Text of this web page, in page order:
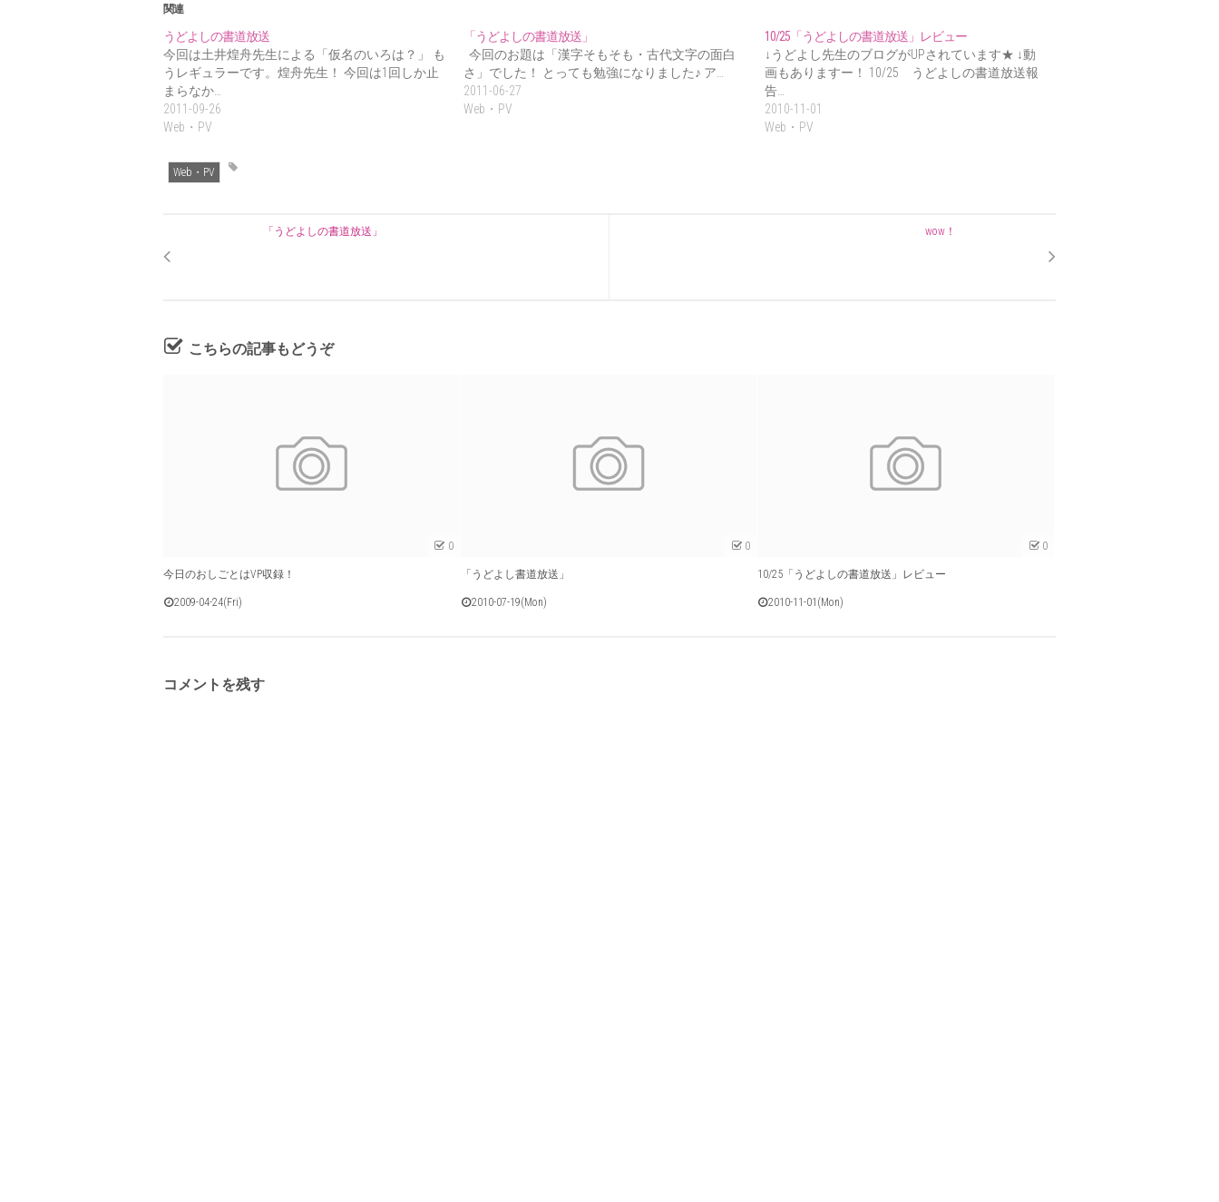
関連
うどよしの書道放送
今回は土井煌舟先生による「仮名のいろは？」 も
うレギュラーです。煌舟先生！ 今回は1回しか止
まらなか…
2011-09-26
Web・PV
「うどよしの書道放送」
今回のお題は「漢字そもそも・古代文字の面白
さ」でした！ とっても勉強になりました♪ ア…
2011-06-27
Web・PV
10/25「うどよしの書道放送」レビュー
↓うどよし先生のブログがUPされています★ ↓動
画もありますー！ 10/25 うどよしの書道放送報
告…
2010-11-01
Web・PV
Web・PV
「うどよしの書道放送」 wow！
こちらの記事もどうぞ
0
今日のおしごとはVP収録！
2009-04-24(Fri)
0
「うどよし書道放送」
2010-07-19(Mon)
0
10/25「うどよしの書道放送」レビュー
2010-11-01(Mon)
コメントを残す